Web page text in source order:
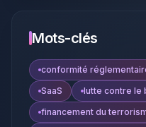
Mots-clés
conformité
SaaS
lutte contre le
financement du